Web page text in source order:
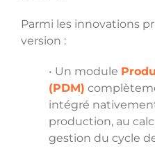
Parmi les innovations
version :
• Un module
(PDM)
intégré
production, au
gestion du cycle